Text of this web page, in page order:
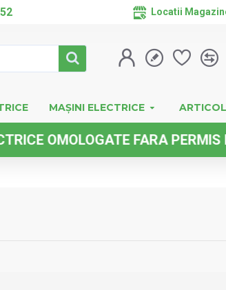
Locatii
MAȘINI ELECTRICE
FARA PERMIS DE